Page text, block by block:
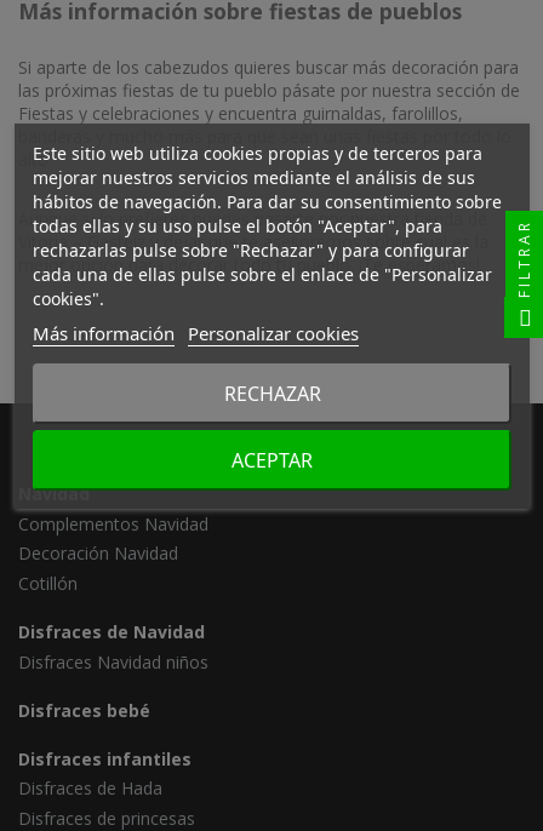
Más información sobre fiestas de pueblos
Si aparte de los cabezudos quieres buscar más decoración para
las próximas fiestas de tu pueblo pásate por nuestra sección de
Fiestas y celebraciones y encuentra guirnaldas, farolillos,
alto.
Aunque si lo prefieres puedes pasarte por nuestra tienda de
Vitoria – Gasteiz y dejar que te asesoremos sobre cual es la
mejor opción para decorar todo tu pueblo. ¡Te esperamos!
Navidad
Complementos Navidad
Decoración Navidad
Cotillón
Disfraces de Navidad
Disfraces Navidad niños
Disfraces bebé
Disfraces infantiles
Disfraces de Hada
Disfraces de princesas
Este sitio web utiliza cookies propias y de terceros para
mejorar nuestros servicios mediante el análisis de sus
hábitos de navegación. Para dar su consentimiento sobre
todas ellas y su uso pulse el botón "Aceptar", para
rechazarlas pulse sobre "Rechazar" y para configurar
cada una de ellas pulse sobre el enlace de "Personalizar
cookies".
Más información Personalizar cookies
RECHAZAR
ACEPTAR
FILTRAR